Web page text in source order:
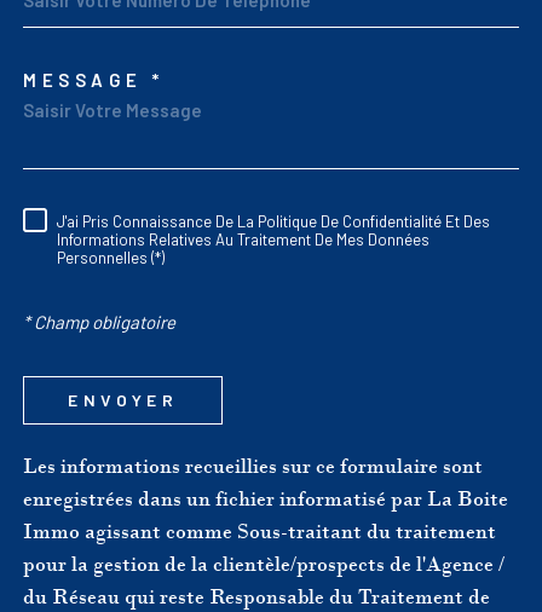
MESSAGE *
RÈGLEMENTATION
J'ai Pris Connaissance De La Politique De Confidentialité Et Des
Informations Relatives Au Traitement De Mes Données
Personnelles (*)
* Champ obligatoire
ENVOYER
Les informations recueillies sur ce formulaire sont
enregistrées dans un fichier informatisé par La Boite
Immo agissant comme Sous-traitant du traitement
pour la gestion de la clientèle/prospects de l'Agence /
du Réseau qui reste Responsable du Traitement de